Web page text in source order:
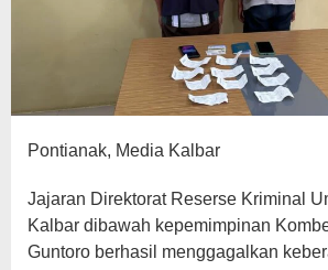
Pontianak, Media Kalbar
Jajaran Direktorat Reserse Kriminal
Kalbar dibawah kepemimpinan
Guntoro berhasil menggagalkan